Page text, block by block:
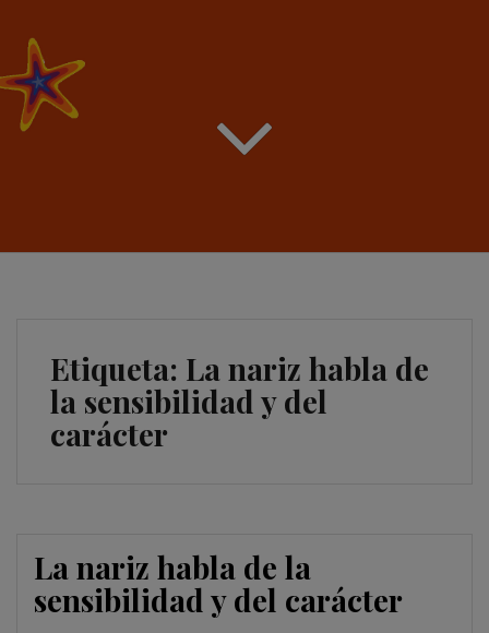
Etiqueta: La nariz habla de
la sensibilidad y del
carácter
La nariz habla de la
sensibilidad y del carácter